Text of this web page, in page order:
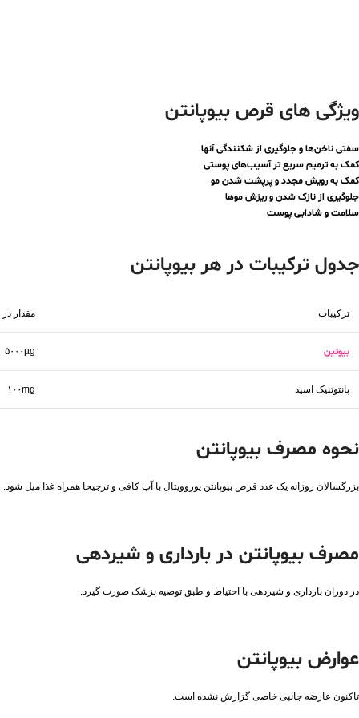
ویژگی های قرص بیوپانتن
سفتی ناخن‌ها و جلوگیری از شکنندگی آنها
کمک به ترمیم سریع تر آسیب‌های پوستی
کمک به رویش مجدد و پرپشت شدن مو
جلوگیری از نازک شدن و ریزش موها
سلامت و شادابی پوست
جدول ترکیبات در هر بیوپانتن
ترکیبات مقدار
بیوتین ۵۰۰۰µg
پانتوتنیک اسید ۱۰۰mg
نحوه مصرف بیوپانتن
بزرگسالان روزانه یک عدد قرص بیوپانتن یوروویتال با آب کافی و ترجیحا همراه غذا میل شود.
مصرف بیوپانتن در بارداری و شیردهی
در دوران بارداری و شیردهی با احتیاط و طبق توصیه پزشک صورت گیرد.
عوارض بیوپانتن
تاکنون عارضه جانبی خاصی گزارش نشده است.